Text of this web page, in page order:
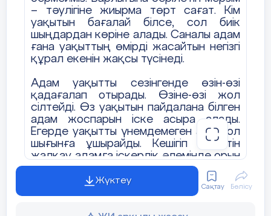
жаз.
– тәулігіне жиырма төрт сағат. Кім
уақытын бағалай білсе, сол биік
шыңдардан көріне алады. Саналы адам
ғана уақыттың өмірді жасайтын негізгі
құрал екенін жақсы түсінеді.
Адам уақытты сезінгенде өзін-өзі
қадағалап отырады. Өзіне-өзі жол
сілтейді. Өз уақытын пайдалана білген
адам жоспарын іске асыра алады.
Егерде уақытты үнемдемеген адам ол
шығынға ұшырайды. Кешігіп жүретін
жалқау адамға іскерлік әлемінде орын
жоқ.Өйткені уақытты бағалай білген
жөн.Жалқаулықтан бойыңды аулақ
Жүктеу
Сақтау Бөлісу